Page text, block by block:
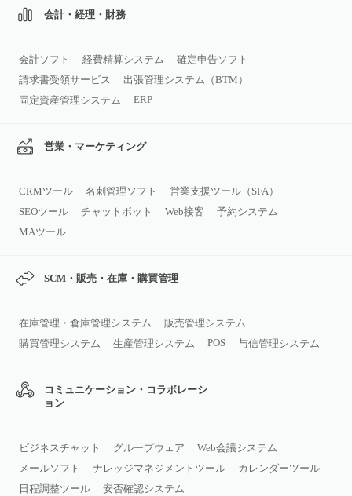
会計・経理・財務
会計ソフト 経費精算システム
確定申告ソフト
請求書受領サービス
出張管理システム（BTM）
固定資産管理システム
ERP
営業・マーケティング
CRMツール 名刺管理ソフト
営業支援ツール（SFA）
SEOツール
チャットボット Web接客
予約システム
MAツール
SCM・販売・在庫・購買管理
在庫管理・倉庫管理システム
販売管理システム
購買管理システム
生産管理システム POS 与信管理システム
コミュニケーション・コラボレーシ
ョン
ビジネスチャット グループウェア
Web会議システム
メールソフト
ナレッジマネジメントツール
カレンダーツール
日程調整ツール
安否確認システム